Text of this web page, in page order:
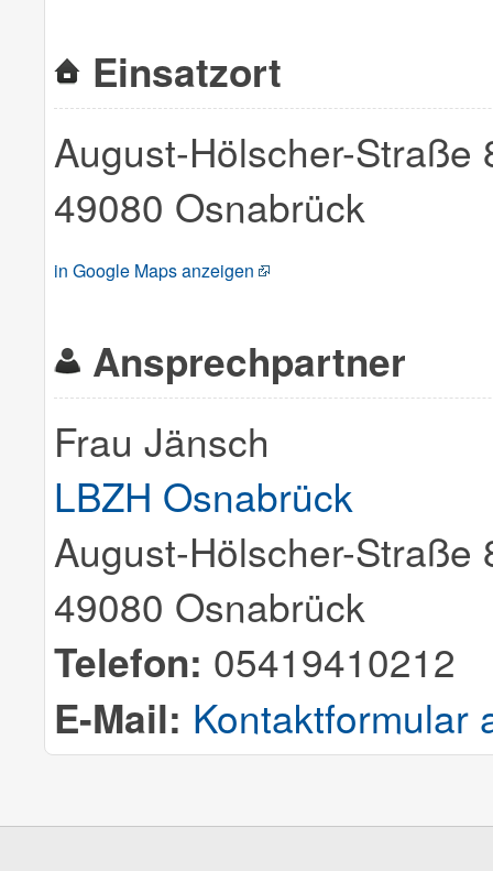
Einsatzort
August-Hölscher-Straße
49080 Osnabrück
in Google Maps anzeigen
Ansprechpartner
Frau Jänsch
LBZH Osnabrück
August-Hölscher-Straße
49080 Osnabrück
Telefon: 05419410212
E-Mail: Kontaktformular